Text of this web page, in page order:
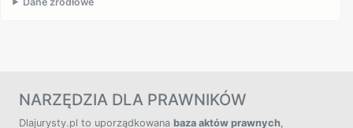
NARZĘDZIA DLA PRAWNIKÓW
Dlajurysty.pl to uporządkowana baza aktów prawnych,